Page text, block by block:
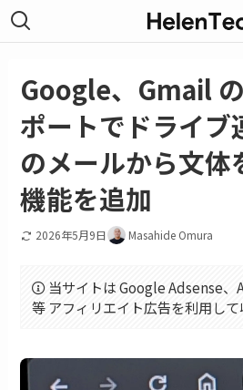
Google、Gmail
ポートでドライブ
のメールから文体
機能を追加
2026年5月9日 Masahide Omura
当サイトは Google Adsense、
等 アフィリエイト広告を利用し